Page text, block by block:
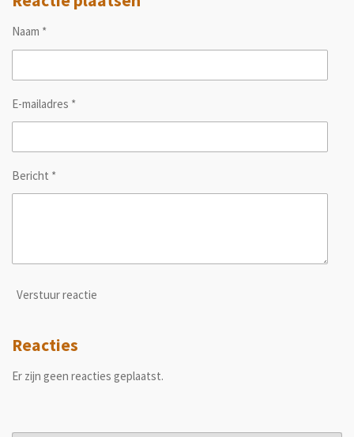
n
e
n
Naam *
E-mailadres *
Bericht *
Verstuur reactie
Reacties
Er zijn geen reacties geplaatst.